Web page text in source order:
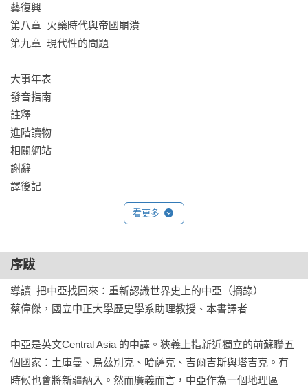
事年表」、「發音指南」、「進階讀物」、「相關網站」等資
料，是極具參考價值的研究指南。
紀晚期」、「中亞，十七與十八世紀」、「俄國統治下的中
亞，二十世紀初」五幅地圖，便利讀者對照書中文字敘述閱
讀。
藝復興
第八章  火藥時代與帝國崩潰
第九章  現代性的問題
大事年表
發音指南
註釋
進階讀物
相關網站
謝辭
看更多
序跋
導讀  把中亞找回來：重新認識世界史上的中亞（摘錄）
蔡偉傑，國立中正大學歷史學系助理教授、本書譯者
中亞是英文Central Asia 的中譯。狹義上指新近獨立的前蘇聯五
個國家：土庫曼、烏茲別克、哈薩克、吉爾吉斯與塔吉克。有
時候也會將新疆納入。然而廣義而言，中亞作為一個地理區